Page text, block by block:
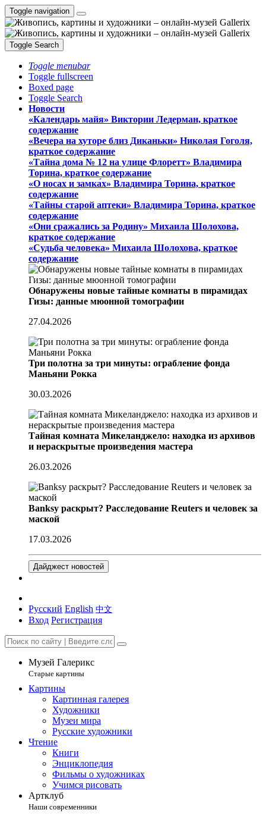
Toggle navigation
Toggle Search
Toggle menubar
Toggle fullscreen
Boxed page
Toggle Search
Новости
«Календарь майя» Виктории Ледерман, краткое
содержание
«Вечера на хуторе близ Диканьки» Николая Гоголя,
краткое содержание
«Тайна дома № 12 на улице Флоретт» Владимира
Торина, краткое содержание
«О носах и замка́х» Владимира Торина, краткое
содержание
«Тайны старой аптеки» Владимира Торина, краткое
содержание
«Они сражались за Родину» Михаила Шолохова,
краткое содержание
«Судьба человека» Михаила Шолохова, краткое
содержание
Обнаружены новые тайные комнаты в пирамидах
Гизы: данные мюонной томографии
27.04.2026
Три полотна за три минуты: ограбление фонда
Маньяни Рокка
30.03.2026
Тайная комната Микеланджело: находка из архивов
и нераскрытые произведения мастера
26.03.2026
Banksy раскрыт? Расследование Reuters и человек за
маской
17.03.2026
Дайджест новостей
Русский English 中文
Вход Регистрация
Музей Галерикс
Старые картины
Картины
Картинная галерея
Художники
Музеи мира
Русские художники
Чтение
Книги
Энциклопедия
Фильмы о художниках
Учимся рисовать
Артклуб
Наши современники